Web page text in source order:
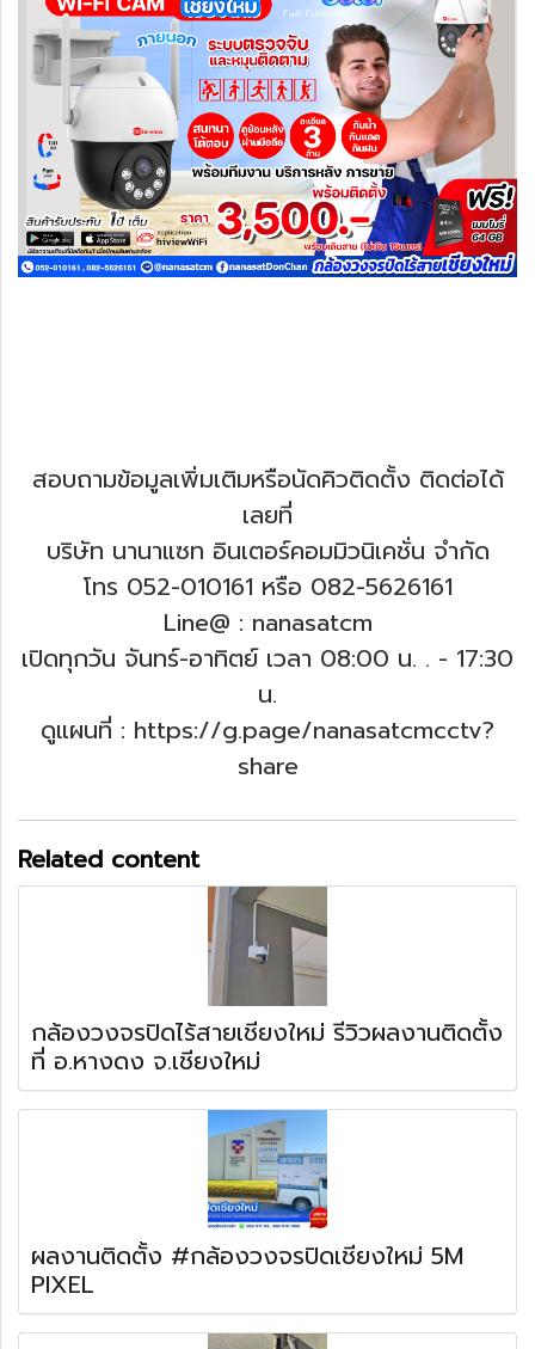
สอบถามข้อมูลเพิ่มเติมหรือนัดคิวติดตั้ง ติดต่อได้
เลยที่
บริษัท นานาแซท อินเตอร์คอมมิวนิเคชั่น จำกัด
โทร 052-010161 หรือ 082-5626161
Line@ : nanasatcm
เปิดทุกวัน จันทร์-อาทิตย์ เวลา 08:00 น. . - 17:30
น.
ดูแผนที่ : https://g.page/nanasatcmcctv?
share
Related content
กล้องวงจรปิดไร้สายเชียงใหม่ รีวิวผลงานติดตั้ง
ที่ อ.หางดง จ.เชียงใหม่
ผลงานติดตั้ง #กล้องวงจรปิดเชียงใหม่ 5M
PIXEL